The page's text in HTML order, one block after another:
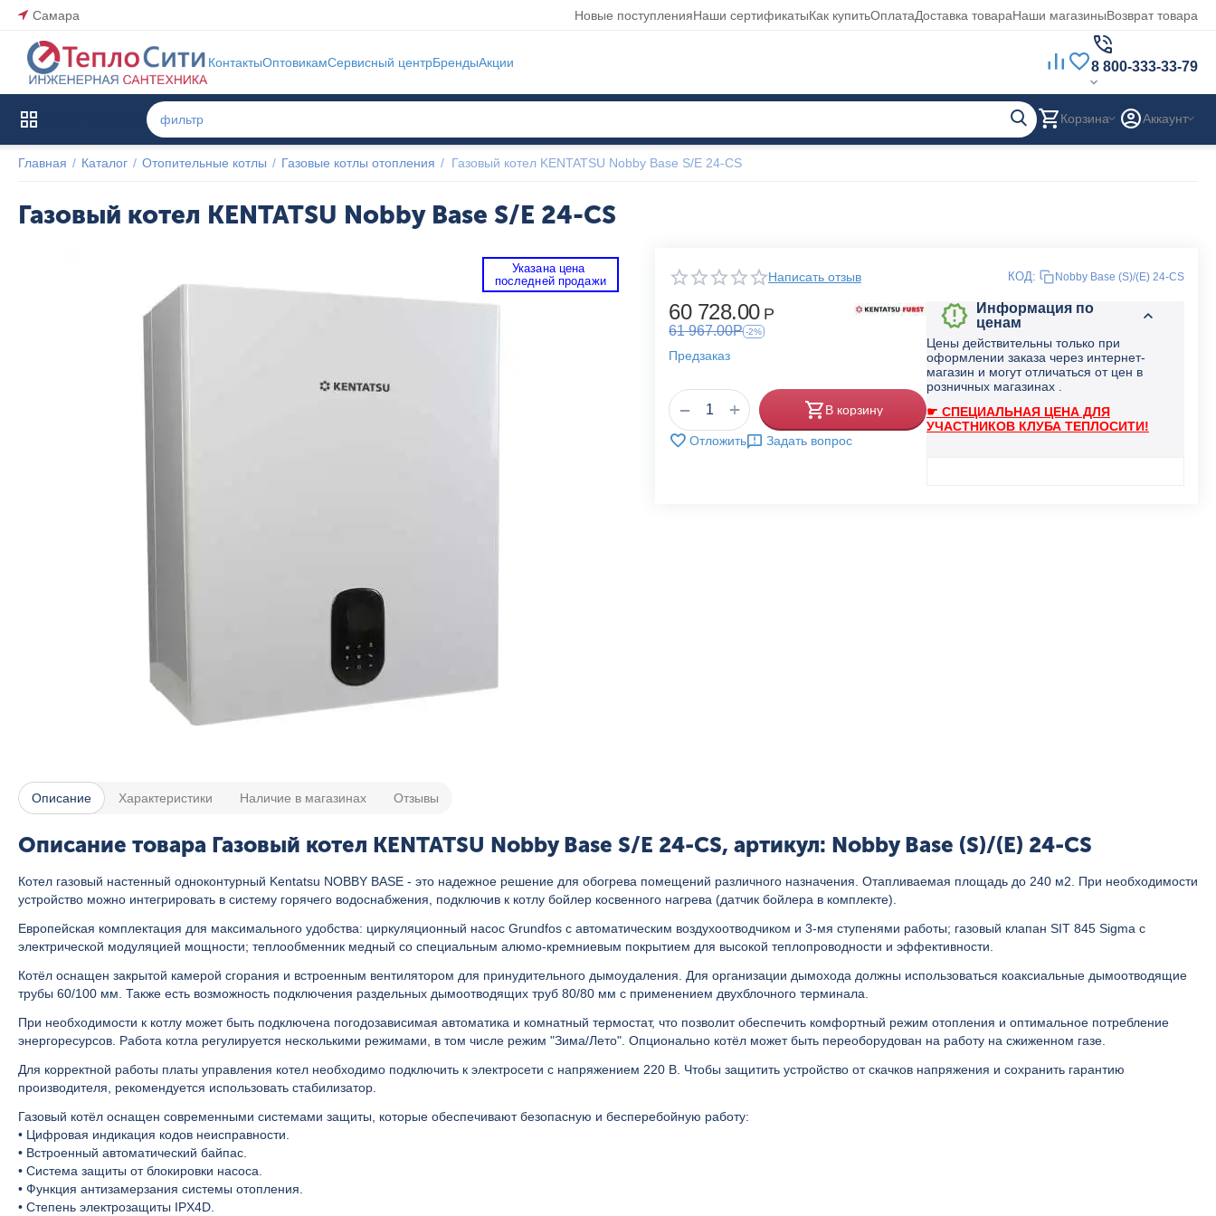
Самара Новые поступленияНаши сертификатыКак купитьОплатаДоставка товараНаши магазиныВозврат товара
КонтактыОптовикамСервисный центрБрендыАкции 8 800-333-33-79
Корзина Аккаунт
Главная / Каталог / Отопительные котлы / Газовые котлы отопления / Газовый котел KENTATSU Nobby Base S/E 24-CS
Газовый котел KENTATSU Nobby Base S/E 24-CS
Указана цена
последней продажи
Написать отзыв КОД: Nobby Base (S)/(E) 24-CS
60 728.00 Р
61 967.00Р -2%
Предзаказ
+
− В корзину
Отложить Задать вопрос
Информация по
ценам
Цены действительны только при
оформлении заказа через интернет-
магазин и могут отличаться от цен в
розничных магазинах .
☛ СПЕЦИАЛЬНАЯ ЦЕНА ДЛЯ
УЧАСТНИКОВ КЛУБА ТЕПЛОСИТИ!
Описание Характеристики Наличие в магазинах Отзывы
Описание товара Газовый котел KENTATSU Nobby Base S/E 24-CS, артикул: Nobby Base (S)/(E) 24-CS
Котел газовый настенный одноконтурный Kentatsu NOBBY BASE - это надежное решение для обогрева помещений различного назначения. Отапливаемая площадь до 240 м2. При необходимости
устройство можно интегрировать в систему горячего водоснабжения, подключив к котлу бойлер косвенного нагрева (датчик бойлера в комплекте).
Европейская комплектация для максимального удобства: циркуляционный насос Grundfos с автоматическим воздухоотводчиком и 3-мя ступенями работы; газовый клапан SIT 845 Sigma с
электрической модуляцией мощности; теплообменник медный со специальным алюмо-кремниевым покрытием для высокой теплопроводности и эффективности.
Котёл оснащен закрытой камерой сгорания и встроенным вентилятором для принудительного дымоудаления. Для организации дымохода должны использоваться коаксиальные дымоотводящие
трубы 60/100 мм. Также есть возможность подключения раздельных дымоотводящих труб 80/80 мм с применением двухблочного терминала.
При необходимости к котлу может быть подключена погодозависимая автоматика и комнатный термостат, что позволит обеспечить комфортный режим отопления и оптимальное потребление
энергоресурсов. Работа котла регулируется несколькими режимами, в том числе режим "Зима/Лето". Опционально котёл может быть переоборудован на работу на сжиженном газе.
Для корректной работы платы управления котел необходимо подключить к электросети с напряжением 220 В. Чтобы защитить устройство от скачков напряжения и сохранить гарантию
производителя, рекомендуется использовать стабилизатор.
Газовый котёл оснащен современными системами защиты, которые обеспечивают безопасную и бесперебойную работу:
• Цифровая индикация кодов неисправности.
• Встроенный автоматический байпас.
• Система защиты от блокировки насоса.
• Функция антизамерзания системы отопления.
• Степень электрозащиты IPX4D.